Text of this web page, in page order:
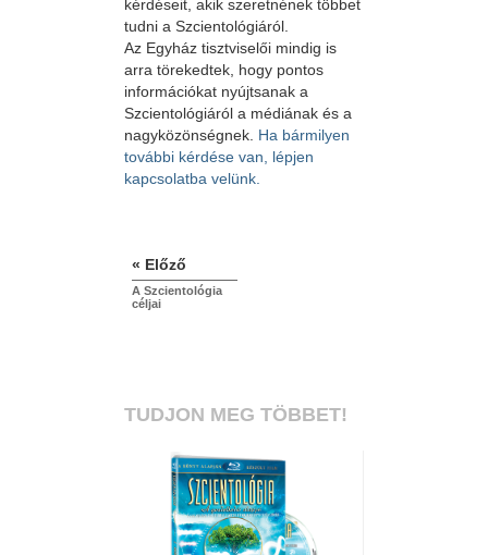
kérdéseit, akik szeretnének többet
tudni a Szcientológiáról.
Az Egyház tisztviselői mindig is
arra törekedtek, hogy pontos
információkat nyújtsanak a
Szcientológiáról a médiának és a
nagyközönségnek. Ha bármilyen
további kérdése van, lépjen
kapcsolatba velünk.
« Előző
A Szcientológia
céljai
TUDJON MEG TÖBBET!